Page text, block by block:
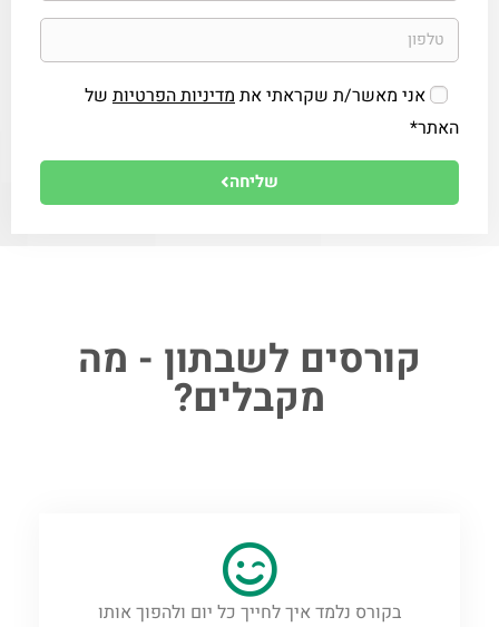
אני מאשר/ת שקראתי את מדיניות הפרטיות של
האתר*
שליחה
קורסים לשבתון - מה
מקבלים?
בקורס נלמד איך לחייך כל יום ולהפוך אותו